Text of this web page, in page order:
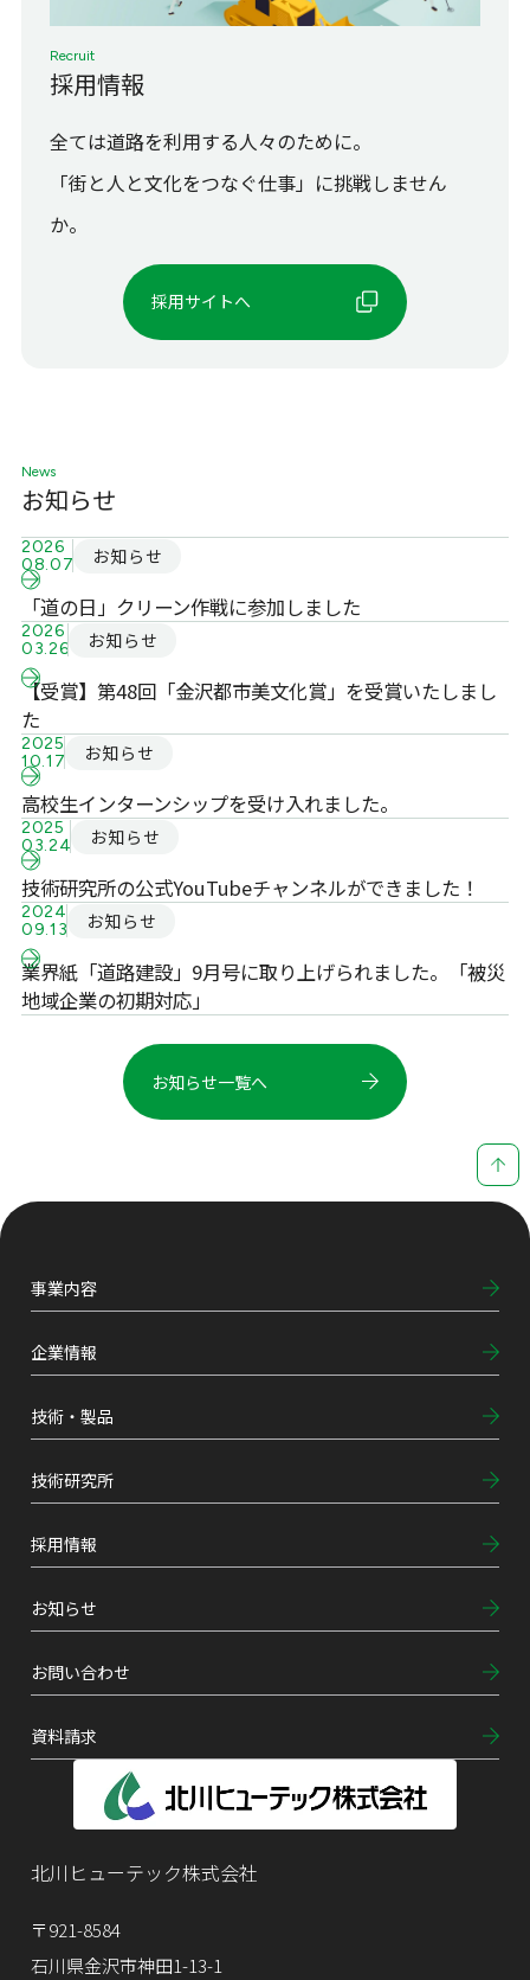
Recruit
採用情報
全ては道路を利用する人々のために。
「街と人と文化をつなぐ仕事」に挑戦しません
か。
採用サイトへ
News
お知らせ
2026
08.07
お知らせ
「道の日」クリーン作戦に参加しました
2026
03.26
お知らせ
【受賞】第48回「金沢都市美文化賞」を受賞いたしまし
た
2025
10.17
お知らせ
高校生インターンシップを受け入れました。
2025
03.24
お知らせ
技術研究所の公式YouTubeチャンネルができました！
2024
09.13
お知らせ
業界紙「道路建設」9月号に取り上げられました。「被災
地域企業の初期対応」
お知らせ一覧へ
事業内容
企業情報
技術・製品
技術研究所
採用情報
お知らせ
お問い合わせ
資料請求
北川ヒューテック株式会社
〒921-8584
石川県金沢市神田1-13-1